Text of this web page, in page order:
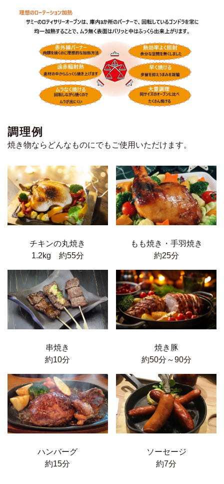
調理例
焼き物ならどんなものにでもご使用いただけます。
チキンの丸焼き
1.2kg 約55分
もも焼き・手羽焼き
約25分
串焼き
約10分
焼き豚
約50分～90分
ハンバーグ
約15分
ソーセージ
約7分